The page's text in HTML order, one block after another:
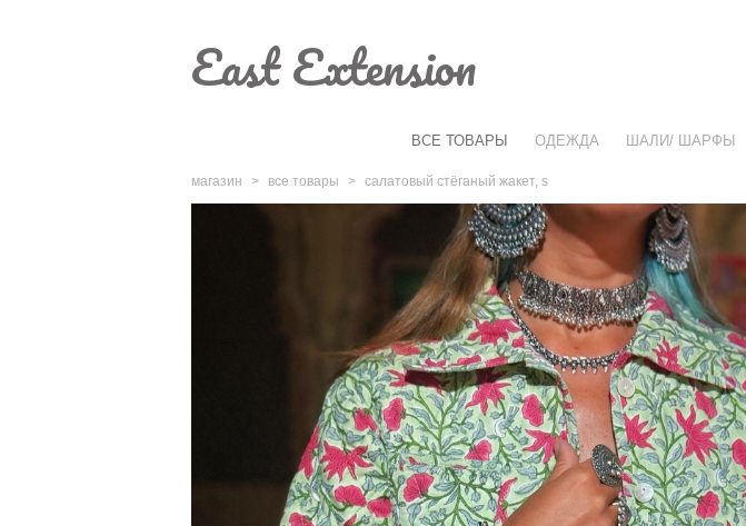
East Extension
ВСЕ ТОВАРЫ ОДЕЖДА ШАЛИ/ ШАРФЫ
магазин > все товары > салатовый стёганый жакет, s